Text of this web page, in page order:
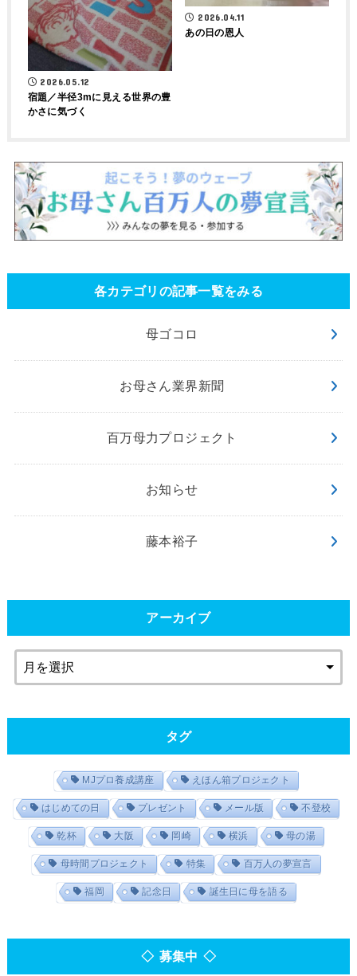
2026.05.12
宿題／半径3mに見える世界の豊
かさに気づく
2026.04.11
あの日の恩人
各カテゴリの記事一覧をみる
母ゴコロ
お母さん業界新聞
百万母力プロジェクト
お知らせ
藤本裕子
アーカイブ
タグ
MJプロ養成講座 えほん箱プロジェクト
はじめての日 プレゼント メール版 不登校
乾杯 大阪 岡崎 横浜 母の湯
母時間プロジェクト 特集 百万人の夢宣言
福岡 記念日 誕生日に母を語る
◇ 募集中 ◇